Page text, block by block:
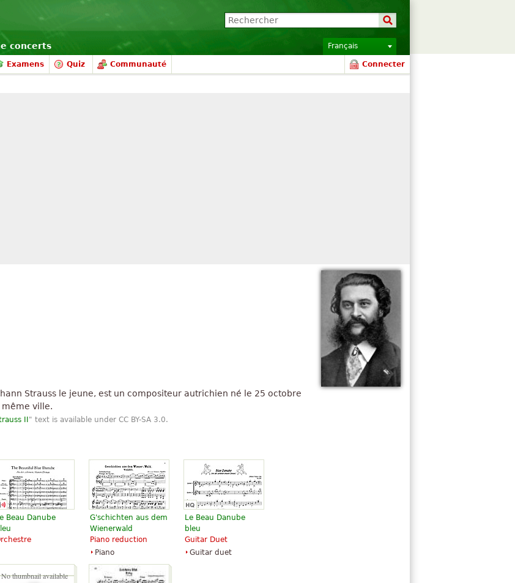
concerts Français
Examens Quiz Communauté Connecter
Strauss le jeune, est un compositeur autrichien né le 25 octobre
ville.
II " text is available under CC BY-SA 3.0.
Beau Danube
G'schichten aus dem
Wienerwald
Piano reduction
Piano
Le Beau Danube
bleu
Guitar Duet
Guitar duet
No thumbnail available